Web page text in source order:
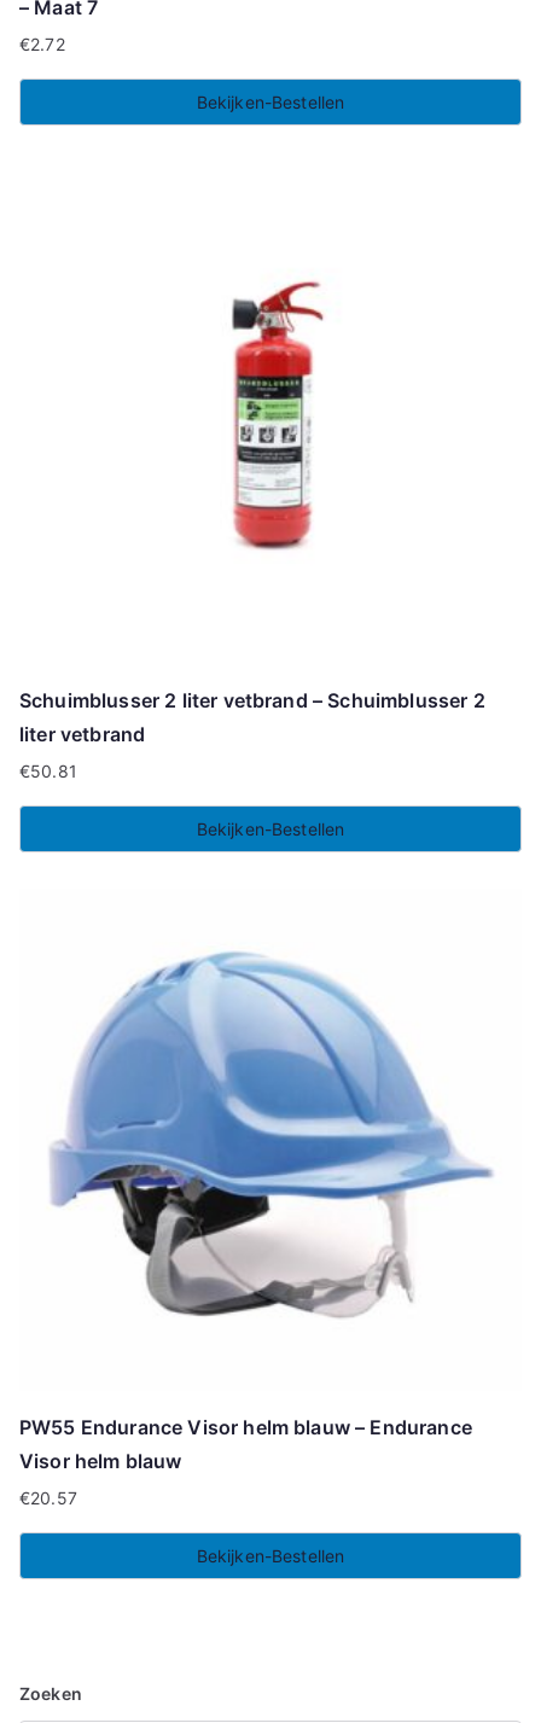
– Maat 7
€2.72
Bekijken-Bestellen
Schuimblusser 2 liter vetbrand – Schuimblusser 2
liter vetbrand
€50.81
Bekijken-Bestellen
PW55 Endurance Visor helm blauw – Endurance
Visor helm blauw
€20.57
Bekijken-Bestellen
Zoeken